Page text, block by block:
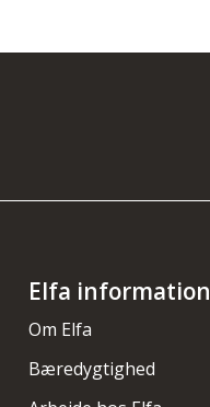
Elfa information
Om Elfa
Bæredygtighed